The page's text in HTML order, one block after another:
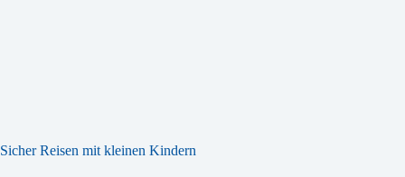
Sicher Reisen mit kleinen Kindern